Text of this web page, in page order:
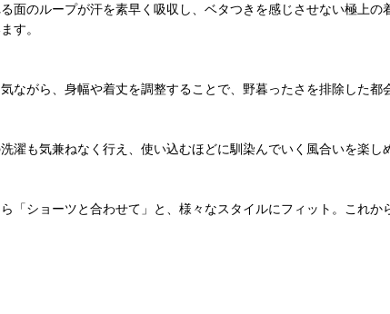
面のループが汗を素早く吸収し、ベタつきを感じさせない極上
す。
がら、身幅や着丈を調整することで、野暮ったさを排除した都
濯も気兼ねなく行え、使い込むほどに馴染んでいく風合いを楽
ショーツと合わせて」と、様々なスタイルにフィット。これか